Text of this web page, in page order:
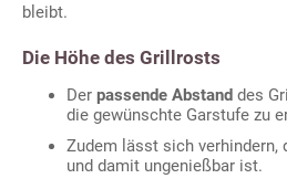
bleibt.
Die Höhe des Grillrosts
Der passende Abstand des
die gewünschte Garstufe zu
Zudem lässt sich verhindern,
und damit ungenießbar ist.